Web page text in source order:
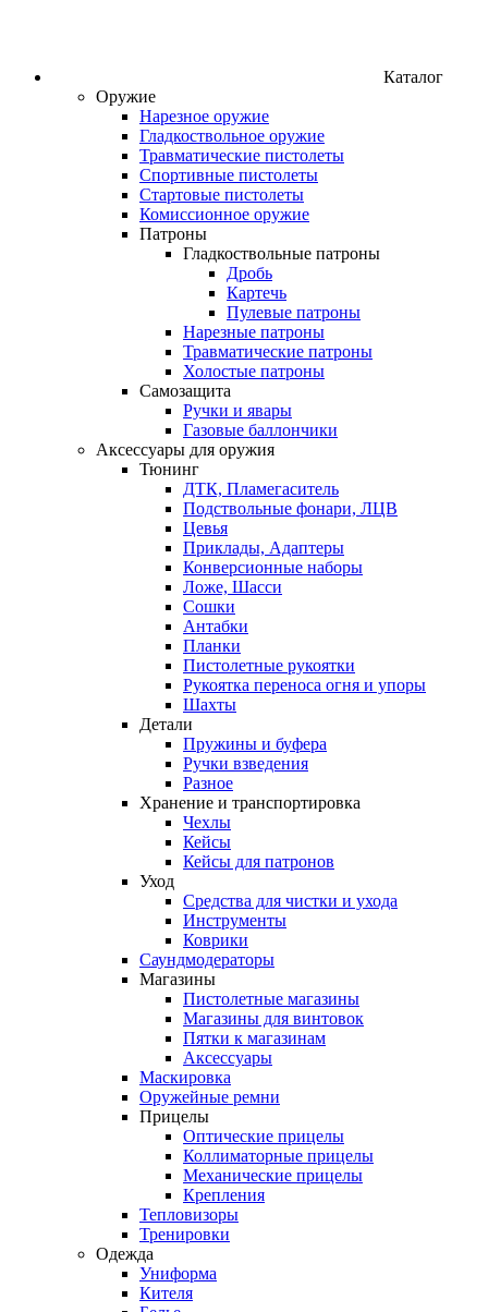
Каталог
Оружие
Нарезное оружие
Гладкоствольное оружие
Травматические пистолеты
Спортивные пистолеты
Стартовые пистолеты
Комиссионное оружие
Патроны
Гладкоствольные патроны
Дробь
Картечь
Пулевые патроны
Нарезные патроны
Травматические патроны
Холостые патроны
Самозащита
Ручки и явары
Газовые баллончики
Аксессуары для оружия
Тюнинг
ДТК, Пламегаситель
Подствольные фонари, ЛЦВ
Цевья
Приклады, Адаптеры
Конверсионные наборы
Ложе, Шасси
Сошки
Антабки
Планки
Пистолетные рукоятки
Рукоятка переноса огня и упоры
Шахты
Детали
Пружины и буфера
Ручки взведения
Разное
Хранение и транспортировка
Чехлы
Кейсы
Кейсы для патронов
Уход
Средства для чистки и ухода
Инструменты
Коврики
Саундмодераторы
Магазины
Пистолетные магазины
Магазины для винтовок
Пятки к магазинам
Аксессуары
Маскировка
Оружейные ремни
Прицелы
Оптические прицелы
Коллиматорные прицелы
Механические прицелы
Крепления
Тепловизоры
Тренировки
Одежда
Униформа
Кителя